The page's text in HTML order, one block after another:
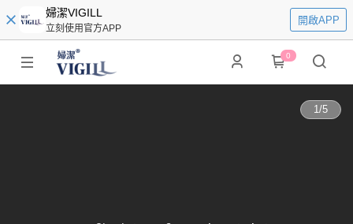
婦潔VIGILL
立刻使用官方APP
開啟APP
0
1/5